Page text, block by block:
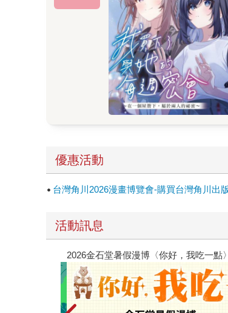
優惠活動
台灣角川2026漫畫博覽會-購買台灣角川出
活動訊息
2026金石堂暑假漫博〈你好，我吃一點